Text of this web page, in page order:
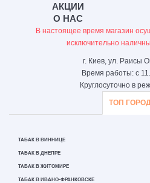
АКЦИИ
О НАС
В настоящее время магазин
исключительно
г. Киев, ул. Раисы
Время работы: с
Круглосуточно в
ТОП
ТАБАК В ВИННИЦЕ
ТАБАК В ДНЕПРЕ
ТАБАК В ЖИТОМИРЕ
ТАБАК В ИВАНО-ФРАНКОВСКЕ